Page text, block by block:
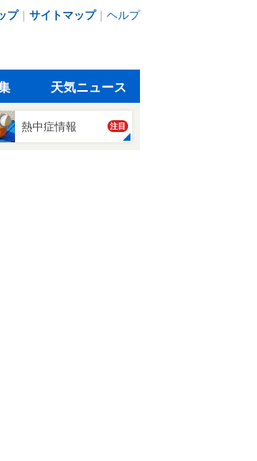
プ｜ サイトマップ｜ ヘルプ
天気ニュース
熱中症情報 注目